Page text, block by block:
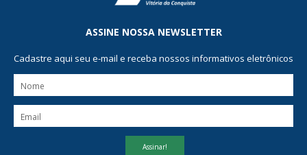
ASSINE NOSSA NEWSLETTER
Cadastre aqui seu e-mail e receba nossos informativos eletrônicos